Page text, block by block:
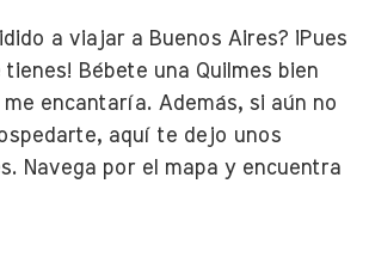
a viajar a Buenos Aires? ¡Pues
Bébete una Quilmes bien
encantaría. Además, si aún no
aquí te dejo unos
Navega por el mapa y encuentra